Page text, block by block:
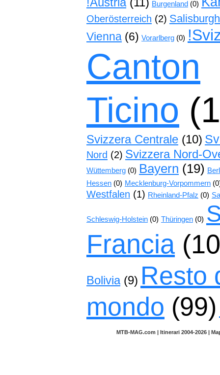
Burgenland(0)
Oberösterreich (2)
Vienna(6) Vorarlberg(0)
Canton
Ticino
Svizzera Centrale(10)
Nord (2) Svizzera Nord-
Wüttemberg(0) Bayern (19)
Hessen(0) Mecklenburg-Vorpommern
Westfalen (1) Rheinland-Pfalz (0)
Schleswig-Holstein(0) Thüringen(0)
Francia
Bolivia(9) Resto
mondo (99)
MTB-MAG.com | Itinerari 2004-2026 |